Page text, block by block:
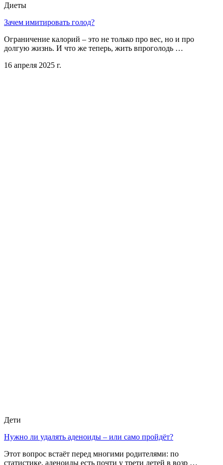
Диеты
Зачем имитировать голод?
Ограничение калорий – это не только про вес, но и про
долгую жизнь. И что же теперь, жить впроголодь …
16 апреля 2025 г.
Дети
Нужно ли удалять аденоиды – или само пройдёт?
Этот вопрос встаёт перед многими родителями: по
статистике, аденоиды есть почти у трети детей в возр …